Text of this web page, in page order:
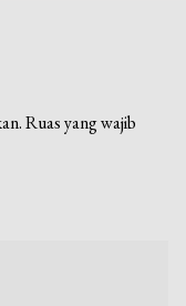
Ruas yang wajib